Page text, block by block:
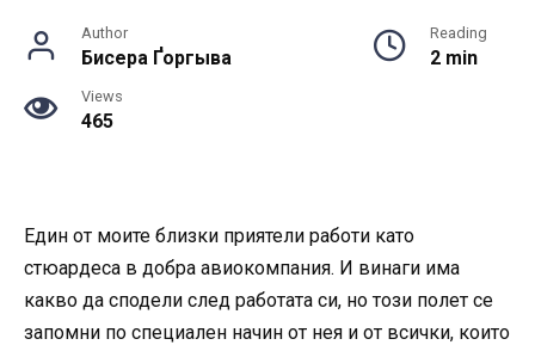
Author
Бисера Ґоргыва
Reading
2 min
Views
465
Един от моите близки приятели работи като
стюардеса в добра авиокомпания. И винаги има
какво да сподели след работата си, но този полет се
запомни по специален начин от нея и от всички, които